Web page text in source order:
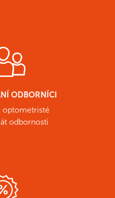
ODBORNÍCI
optometristé
odbornosti